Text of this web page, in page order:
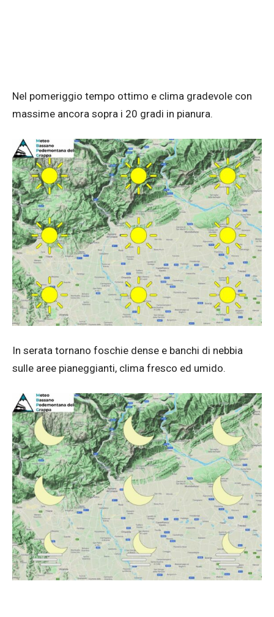
Nel pomeriggio tempo ottimo e clima gradevole con
massime ancora sopra i 20 gradi in pianura.
In serata tornano foschie dense e banchi di nebbia
sulle aree pianeggianti, clima fresco ed umido.